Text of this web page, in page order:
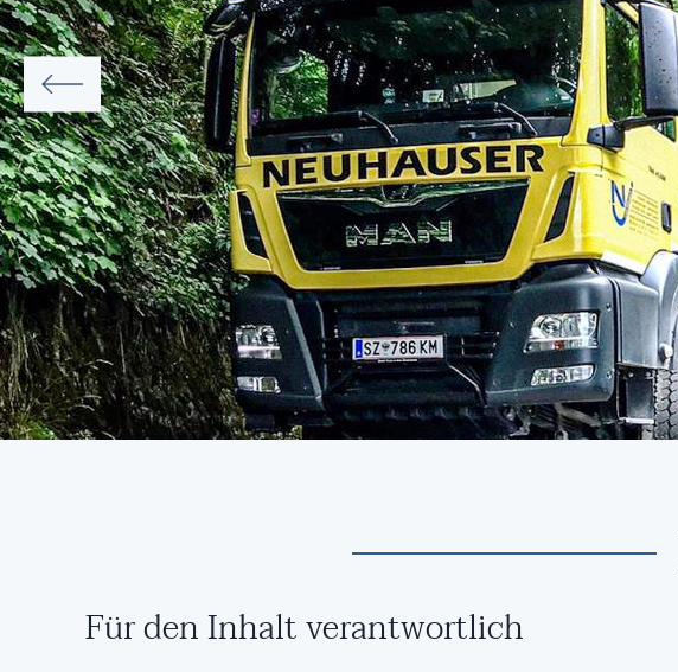
Für den Inhalt verantwortlich